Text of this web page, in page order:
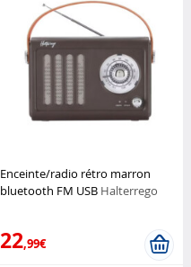
Enceinte/radio rétro marron
bluetooth FM USB Halterrego
22,99€